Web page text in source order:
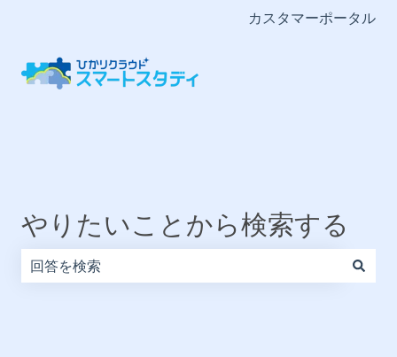
カスタマーポータル
やりたいことから検索する